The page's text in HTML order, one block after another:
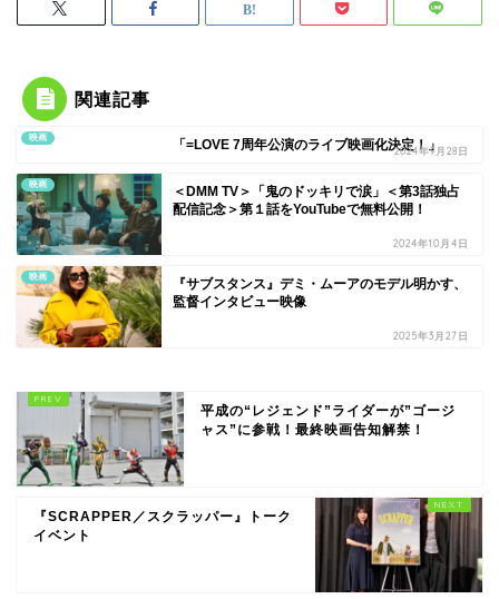
2025年3月27日
『SCRAPPER／スクラッパー』トーク
イベント
検索
検索
最近の投稿